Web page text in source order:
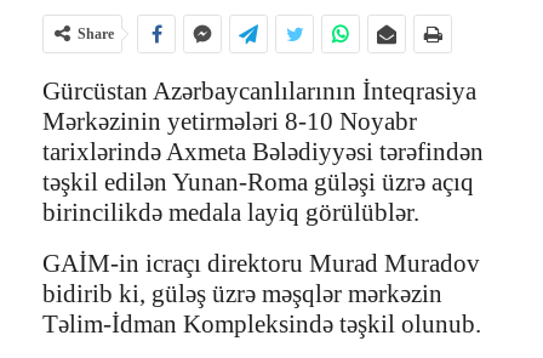
Share
Gürcüstan Azərbaycanlılarının İnteqrasiya
Mərkəzinin yetirmələri 8-10 Noyabr
tarixlərində Axmeta Bələdiyyəsi tərəfindən
təşkil edilən Yunan-Roma güləşi üzrə açıq
birincilikdə medala layiq görülüblər.
GAİM-in icraçı direktoru Murad Muradov
bidirib ki, güləş üzrə məşqlər mərkəzin
Təlim-İdman Kompleksində təşkil olunub.